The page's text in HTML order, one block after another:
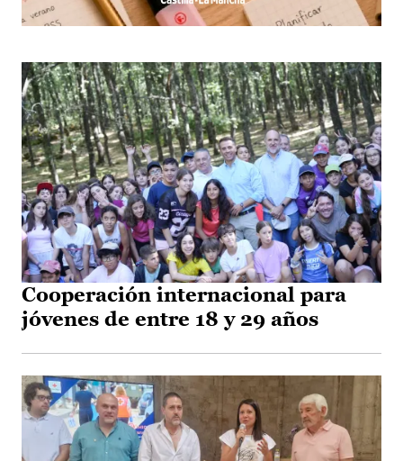
Cooperación internacional para
jóvenes de entre 18 y 29 años